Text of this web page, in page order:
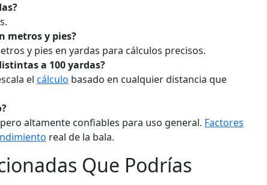
metros y pies?
y pies en yardas para cálculos precisos.
a 100 yardas?
el cálculo basado en cualquier distancia que
altamente confiables para uso general. Factores
real de la bala.
Que Podrías